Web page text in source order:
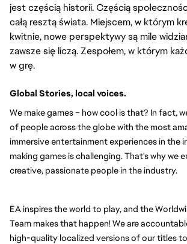
jest częścią historii. Częścią
całą resztą świata. Miejscem, w którym
kwitnie, nowe perspektywy są mile
zawsze się liczą. Zespołem, w którym
w grę.
Global Stories, local voices.
We make games – how cool is that? In fact,
of people across the globe with the most
immersive entertainment experiences in the
making games is challenging. That's why we
creative, passionate people in the industry.
EA inspires the world to play, and the
Team makes that happen! We are
high-quality localized versions of our titles